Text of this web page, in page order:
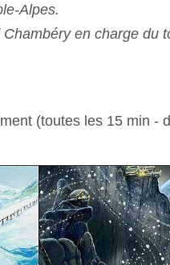
Alpes.
en charge du
(toutes les 15 min -